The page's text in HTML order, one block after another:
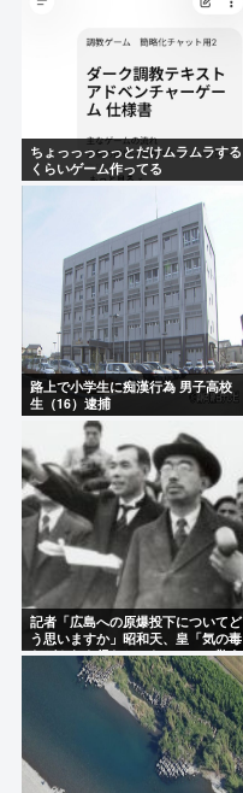
ちょっっっっっとだけムラムラする
くらいゲーム作ってる
路上で小学生に痴漢行為 男子高校
生（16）逮捕
記者「広島への原爆投下についてど
う思いますか」昭和天、皇「気の毒
だがやむを得なかった」こいつ敬う
必要ある？